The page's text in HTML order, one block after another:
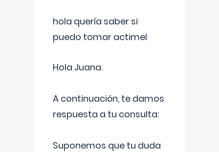
hola quería saber si
puedo tomar actimel
Hola Juana.
A continuación, te damos
respuesta a tu consulta:
Suponemos que tu duda